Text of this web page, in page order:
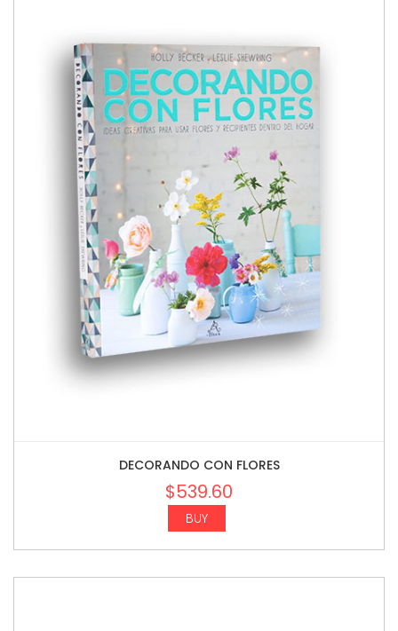
DECORANDO CON FLORES
$539.60
BUY